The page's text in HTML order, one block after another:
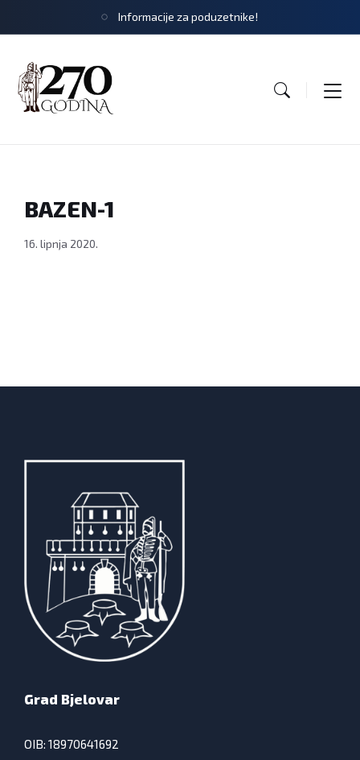
Informacije za poduzetnike!
BAZEN-1
16. lipnja 2020.
Grad Bjelovar
OIB: 18970641692